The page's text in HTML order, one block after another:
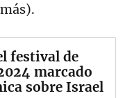
festival de
marcado
sobre Israel